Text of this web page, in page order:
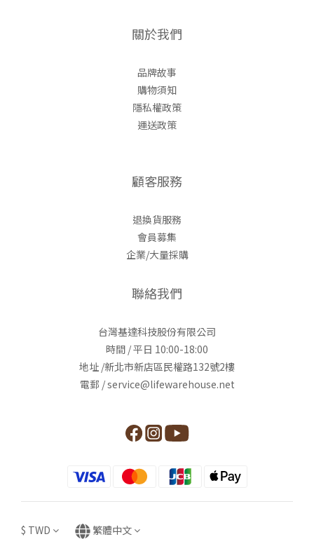
關於我們
品牌故事
購物須知
隱私權政策
運送政策
顧客服務
退換貨服務
會員募集
企業/大量採購
聯絡我們
台灣基達科技股份有限公司
時間 / 平日 10:00-18:00
地址 /新北市新店區民權路132號2樓
電郵 / service@lifewarehouse.net
$ TWD 繁體中文